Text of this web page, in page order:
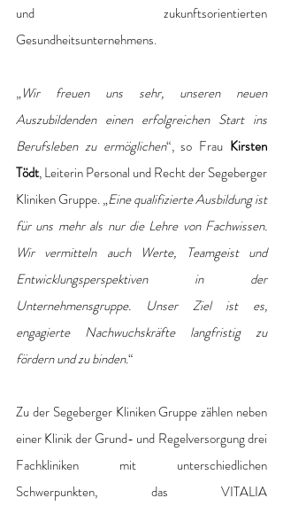
und zukunftsorientierten
Gesundheitsunternehmens.
„Wir freuen uns sehr, unseren neuen
Auszubildenden einen erfolgreichen Start ins
Berufsleben zu ermöglichen“, so Frau Kirsten
Tödt, Leiterin Personal und Recht der Segeberger
Kliniken Gruppe. „Eine qualifizierte Ausbildung ist
für uns mehr als nur die Lehre von Fachwissen.
Wir vermitteln auch Werte, Teamgeist und
Entwicklungsperspektiven in der
Unternehmensgruppe. Unser Ziel ist es,
engagierte Nachwuchskräfte langfristig zu
fördern und zu binden.“
Zu der Segeberger Kliniken Gruppe zählen neben
einer Klinik der Grund- und Regelversorgung drei
Fachkliniken mit unterschiedlichen
Schwerpunkten, das VITALIA